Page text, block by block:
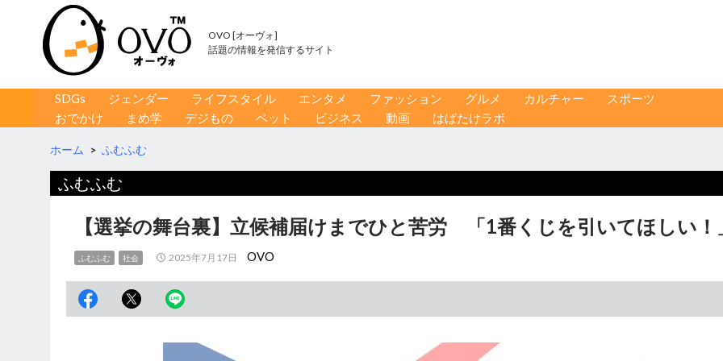
OVO [オーヴォ]
話題の情報を発信するサイト
コンテンツへ移動
SDGs ジェンダー ライフスタイル エンタメ ファッション グルメ カルチャー
スポーツ
おでかけ
まめ学 デジもの ペット ビジネス 動画 はばたけラボ
ホーム > ふむふむ
ふむふむ
【選挙の舞台裏】立候補届けまでひと苦労 「1番くじを引いてほしい！
ふむふむ 社会 2025年7月17日 OVO